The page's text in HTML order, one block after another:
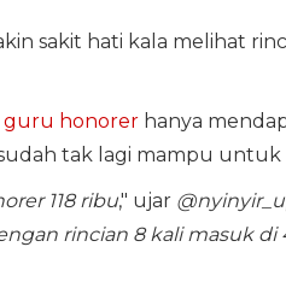
sakit hati kala melihat
guru honorerhanya
tak lagi mampu
118 ribu," ujar
rincian 8 kali masuk